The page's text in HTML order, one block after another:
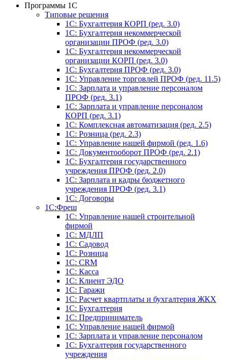
Программы 1С
Типовые решения
1C: Бухгалтерия КОРП (ред. 3.0)
1С: Бухгалтерия некоммерческой
организации ПРОФ (ред. 3.0)
1С: Бухгалтерия некоммерческой
организации КОРП (ред. 3.0)
1C: Бухгалтерия ПРОФ (ред. 3.0)
1C: Управление торговлей ПРОФ (ред. 11.5)
1C: Зарплата и управление персоналом
ПРОФ (ред. 3.1)
1C: Зарплата и управление персоналом
КОРП (ред. 3.1)
1C: Комплексная автоматизация (ред. 2.5)
1С: Розница (ред. 2.3)
1С: Управление нашей фирмой (ред. 1.6)
1С: Документооборот ПРОФ (ред. 2.1)
1C: Бухгалтерия государственного
учреждения ПРОФ (ред. 2.0)
1C: Зарплата и кадры бюджетного
учреждения ПРОФ (ред. 3.1)
1С: Договоры
1С:Фреш
1С: Управление нашей строительной
фирмой
1С: МДЛП
1С: Садовод
1С: Розница
1C: CRM
1C: Касса
1С: Клиент ЭДО
1С: Гаражи
1C: Расчет квартплаты и бухгалтерия ЖКХ
1C: Бухгалтерия
1C: Предприниматель
1C: Управление нашей фирмой
1C: Зарплата и управление персоналом
1C: Бухгалтерия государственного
учреждения